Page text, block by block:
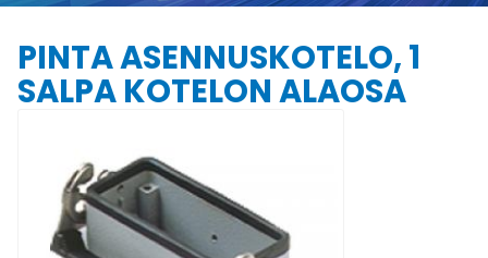
PINTA ASENNUSKOTELO, 1
SALPA KOTELON ALAOSA